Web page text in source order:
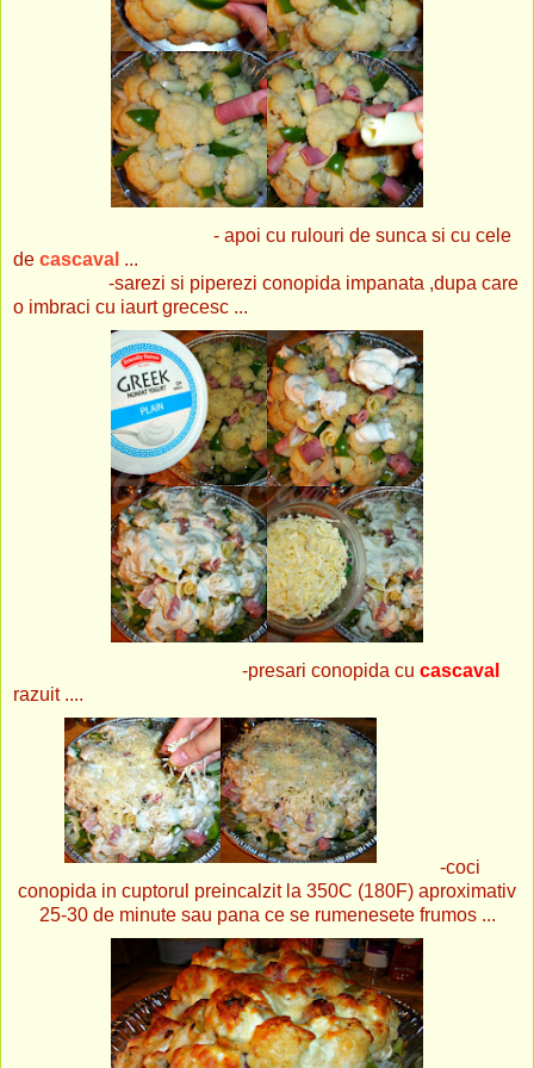
- apoi cu rulouri de sunca si cu cele
de cascaval ...
-sarezi si piperezi conopida impanata ,dupa care
o imbraci cu iaurt grecesc ...
-presari conopida cu cascaval
razuit ....
-coci
conopida in cuptorul preincalzit la 350C (180F) aproximativ
25-30 de minute sau pana ce se rumenesete frumos ...